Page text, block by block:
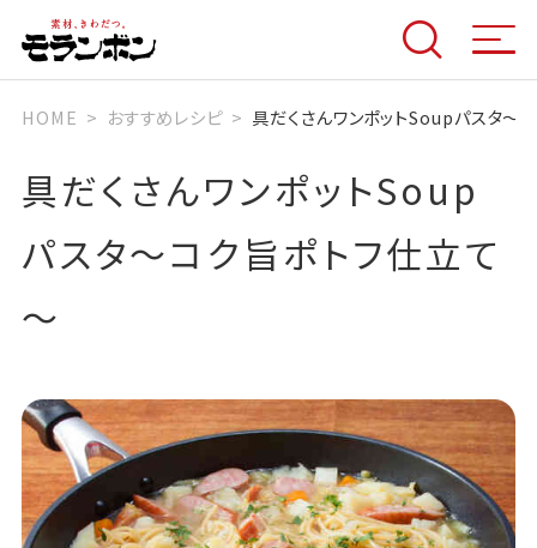
HOME おすすめレシピ 具だくさんワンポットSoupパスタ～
具だくさんワンポットSoup
パスタ～コク旨ポトフ仕立て
～